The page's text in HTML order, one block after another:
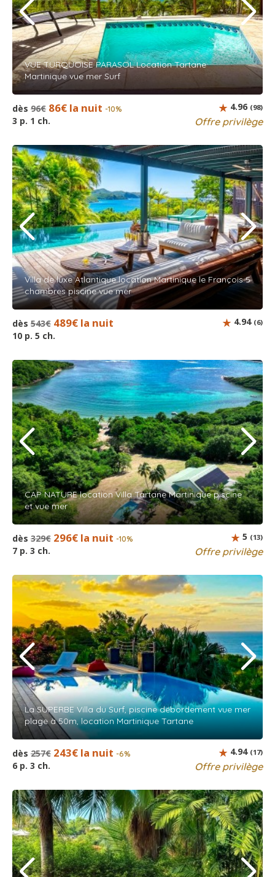
VUE TURQUOISE PARASOL Location Tartane
Martinique vue mer Surf
dès 96€ 86€ la nuit -10%
3 p. 1 ch. Offre privilège
4.96 (98)
Villa de luxe Atlantique location Martinique le François 5
chambres piscine vue mer
dès 543€ 489€ la nuit
10 p. 5 ch.
4.94 (6)
CAP NATURE location Villa Tartane Martinique piscine
et vue mer
dès 329€ 296€ la nuit -10%
7 p. 3 ch. Offre privilège
5 (13)
La SUPERBE Villa du Surf, piscine débordement vue mer
plage à 50m, location Martinique Tartane
dès 257€ 243€ la nuit -6%
6 p. 3 ch. Offre privilège
4.94 (17)